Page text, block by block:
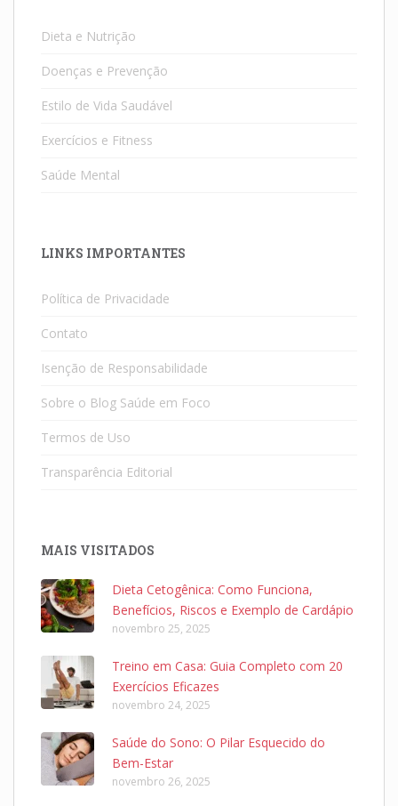
Dieta e Nutrição
Doenças e Prevenção
Estilo de Vida Saudável
Exercícios e Fitness
Saúde Mental
LINKS IMPORTANTES
Política de Privacidade
Contato
Isenção de Responsabilidade
Sobre o Blog Saúde em Foco
Termos de Uso
Transparência Editorial
MAIS VISITADOS
Dieta Cetogênica: Como Funciona,
Benefícios, Riscos e Exemplo de Cardápio
novembro 25, 2025
Treino em Casa: Guia Completo com 20
Exercícios Eficazes
novembro 24, 2025
Saúde do Sono: O Pilar Esquecido do
Bem-Estar
novembro 26, 2025